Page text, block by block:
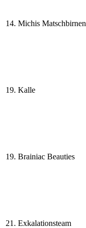
14. Michis Matschbirnen
19. Kalle
19. Brainiac Beauties
21. Exkalationsteam